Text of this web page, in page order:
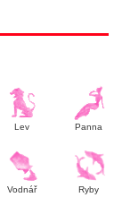
Lev Panna
Vodnář Ryby